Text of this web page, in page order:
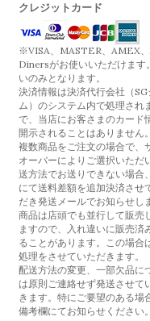
クレジットカード
※VISA、MASTER、AMEX、
Dinersがお使いいただけます
いのみとなります。
決済情報は決済代行会社（
ム）のシステム内で処理され
で、当店にお客さまのカード
開示されることはありません
複数商品をご注文の場合で、
オーバーによりご選択いただ
送方法でお送りできない場合
にて送料差額を追加決済させ
だき発送メールでお知らせし
商品は店頭でも並行して販売
ますので、入れ違いに販売済
ることがあります。この場合
処理をさせていただきます。
配送方法の変更、一部欠品に
は原則ご連絡せず発送させて
きます。特にご要望のある場
備考欄にてお知らせください